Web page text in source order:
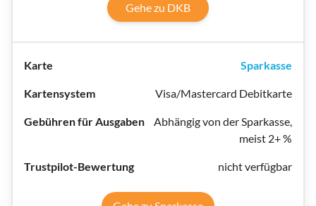
Gehe zu DKB
Sparkasse
Visa/Mastercard Debitkarte
Abhängig von der Sparkasse,
meist 2+ %
nicht verfügbar